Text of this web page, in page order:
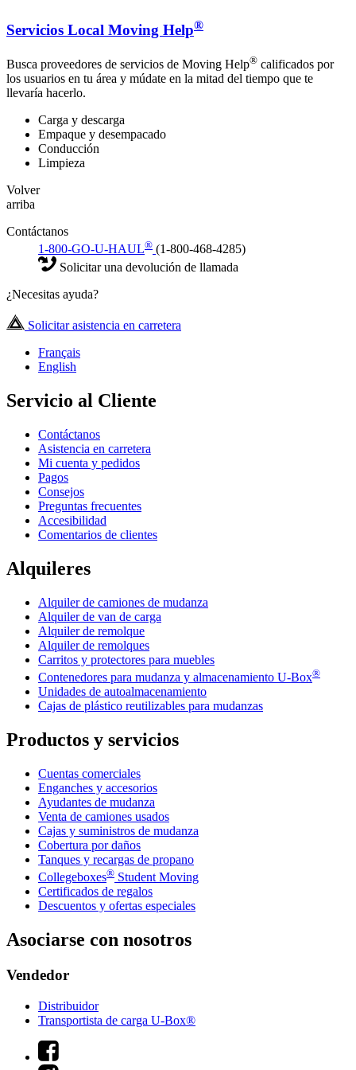
Servicios Local Moving Help®
Busca proveedores de servicios de Moving Help® calificados por
los usuarios en tu área y múdate en la mitad del tiempo que te
llevaría hacerlo.
Carga y descarga
Empaque y desempacado
Conducción
Limpieza
Volver
arriba
Contáctanos
1-800-GO-U-HAUL® (1-800-468-4285)
Solicitar una devolución de llamada
¿Necesitas ayuda?
Solicitar asistencia en carretera
Français
English
Servicio al Cliente
Contáctanos
Asistencia en carretera
Mi cuenta y pedidos
Pagos
Consejos
Preguntas frecuentes
Accesibilidad
Comentarios de clientes
Alquileres
Alquiler de camiones de mudanza
Alquiler de van de carga
Alquiler de remolque
Alquiler de remolques
Carritos y protectores para muebles
Contenedores para mudanza y almacenamiento U-Box®
Unidades de autoalmacenamiento
Cajas de plástico reutilizables para mudanzas
Productos y servicios
Cuentas comerciales
Enganches y accesorios
Ayudantes de mudanza
Venta de camiones usados
Cajas y suministros de mudanza
Cobertura por daños
Tanques y recargas de propano
Collegeboxes® Student Moving
Certificados de regalos
Descuentos y ofertas especiales
Asociarse con nosotros
Vendedor
Distribuidor
Transportista de carga U-Box®